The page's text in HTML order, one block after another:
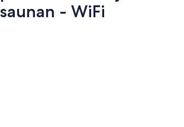
saunan - WiFi